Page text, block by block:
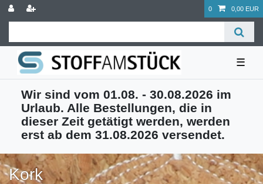
0 0,00 EUR
☰
Wir sind vom 01.08. - 30.08.2026 im
Urlaub. Alle Bestellungen, die in
dieser Zeit getätigt werden, werden
erst ab dem 31.08.2026 versendet.
Kork